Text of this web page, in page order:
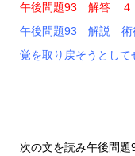
午後問題93 解答 ４
午後問題93 解説 術
覚を取り戻そうとして
次の文を読み午後問題